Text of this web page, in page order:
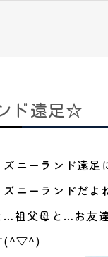
ド遠足☆
ニーランド遠足
ニーランドだよ
…祖父母と…お友
(^▽^)